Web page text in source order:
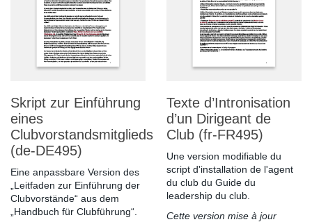
Skript zur Einführung
eines
Clubvorstandsmitglieds
(de-DE495)
Eine anpassbare Version des
„Leitfaden zur Einführung der
Clubvorstände“ aus dem
„Handbuch für Clubführung“.
Texte d’Intronisation
d’un Dirigeant de
Club (fr-FR495)
Une version modifiable du
script d'installation de l'agent
du club du Guide du
leadership du club.
Cette version mise à jour